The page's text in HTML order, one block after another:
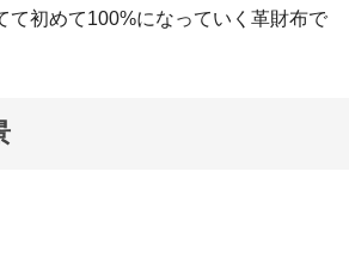
て初めて100%になっていく革財布で